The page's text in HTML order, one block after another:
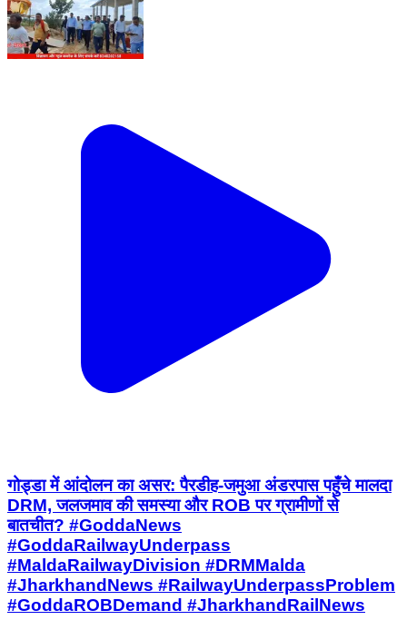
गोड्डा में आंदोलन का असर: पैरडीह-जमुआ अंडरपास पहुँचे मालदा
DRM, जलजमाव की समस्या और ROB पर ग्रामीणों से
बातचीत? #GoddaNews
#GoddaRailwayUnderpass
#MaldaRailwayDivision #DRMMalda
#JharkhandNews #RailwayUnderpassProblem
#GoddaROBDemand #JharkhandRailNews